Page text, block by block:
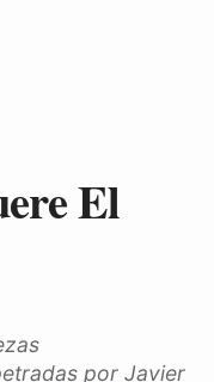
El
por Javier